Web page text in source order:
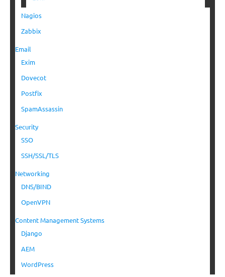
Nagios
Zabbix
Email
Exim
Dovecot
Postfix
SpamAssassin
Security
SSO
SSH/SSL/TLS
Networking
DNS/BIND
OpenVPN
Content Management Systems
Django
AEM
WordPress